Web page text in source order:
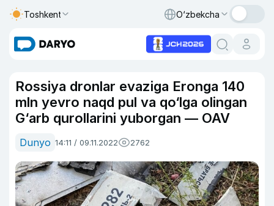
Toshkent O‘zbekcha
Rossiya dronlar evaziga Eronga 140
mln yevro naqd pul va qo‘lga olingan
G‘arb qurollarini yuborgan — OAV
Dunyo 14:11 / 09.11.2022 2762